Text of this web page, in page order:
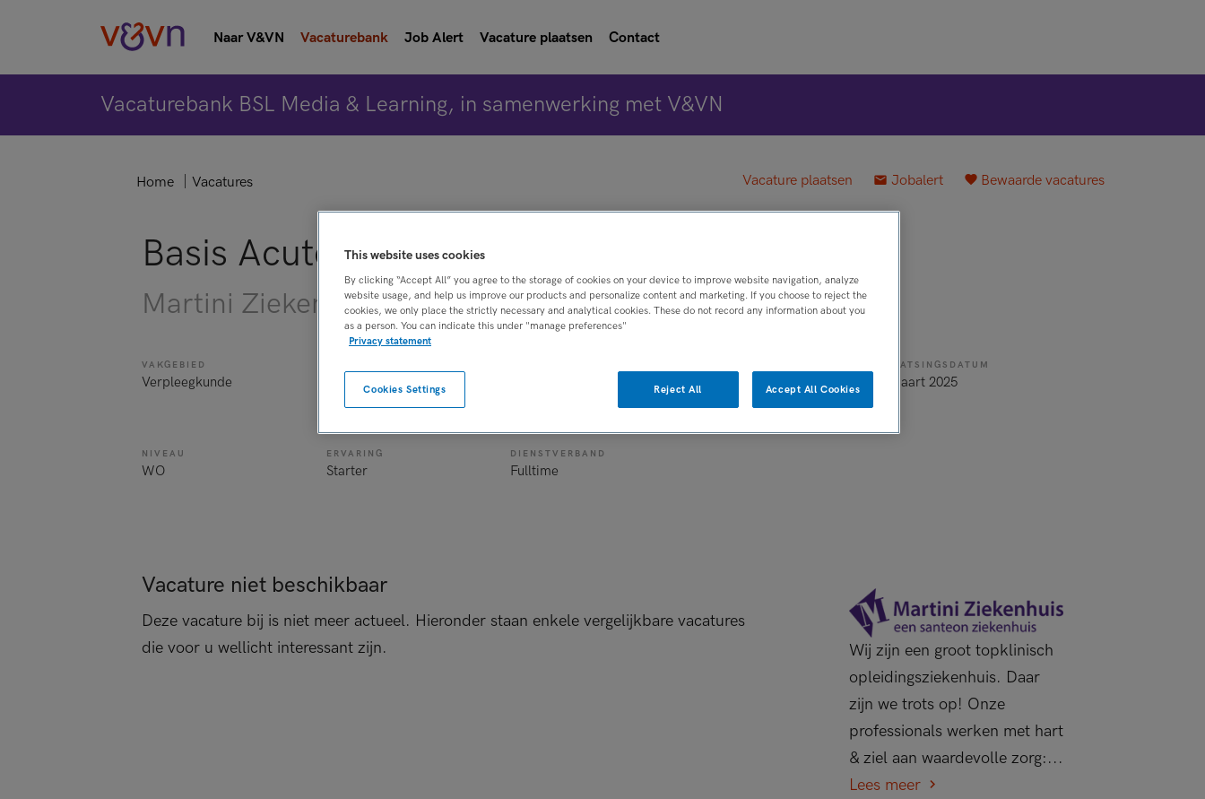
Naar V&VN Vacaturebank Job Alert Vacature plaatsen Contact
Vacaturebank BSL Media & Learning, in samenwerking met V&VN
Vacature plaatsen Jobalert Bewaarde vacatures
Home Vacatures
Basis Acute Zorg verpleegkundige
Martini Ziekenhuis, Groningen
VAKGEBIED
Verpleegkunde
Overige beroepen
Tijdelijk dienstverband
PLAATSINGSDATUM
3 maart 2025
NIVEAU
WO
ERVARING
Starter
DIENSTVERBAND
Fulltime
Vacature niet beschikbaar
Deze vacature bij is niet meer actueel. Hieronder staan enkele vergelijkbare vacatures
die voor u wellicht interessant zijn.
Wij zijn een groot topklinisch
opleidingsziekenhuis. Daar
zijn we trots op! Onze
professionals werken met hart
& ziel aan waardevolle zorg:...
Lees meer
This website uses cookies
By clicking “Accept All” you agree to the storage of cookies on your device to improve website navigation, analyze
website usage, and help us improve our products and personalize content and marketing. If you choose to reject the
cookies, we only place the strictly necessary and analytical cookies. These do not record any information about you
as a person. You can indicate this under "manage preferences"
Privacy statement
Reject All Accept All Cookies
Cookies Settings